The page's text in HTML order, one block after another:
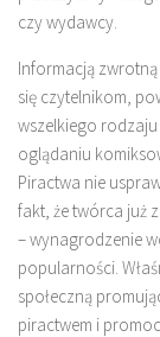
czy wydawcy.
Informacją
się czytelnikom,
wszelkiego
oglądaniu
Piractwa nie
fakt, że twórca już
– wynagrodzenie
popularności.
społeczną
piractwem i